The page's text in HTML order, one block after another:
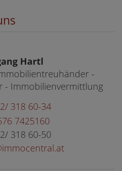
Hartl
-
- Immobilienvermittlung
318 60-34
7425160
318 60-50